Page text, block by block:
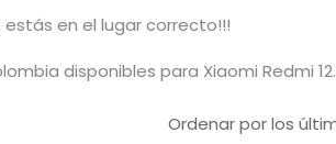
en el lugar correcto!!!
disponibles para Xiaomi Redmi 12.